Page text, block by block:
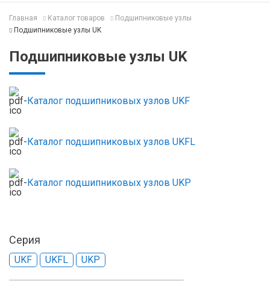
Главная Каталог товаров
Подшипниковые узлы
Подшипниковые узлы UK
Подшипниковые узлы UK
Каталог подшипниковых узлов UKF
Каталог подшипниковых узлов UKFL
Каталог подшипниковых узлов UKP
Серия
UKF UKFL UKP